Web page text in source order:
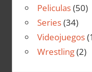
Peliculas(50)
Series(34)
Videojuegos
Wrestling(2)